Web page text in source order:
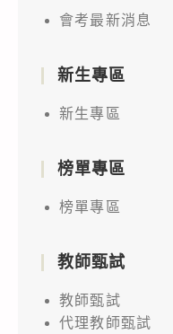
會考最新消息
新生專區
新生專區
榜單專區
榜單專區
教師甄試
教師甄試
代理教師甄試